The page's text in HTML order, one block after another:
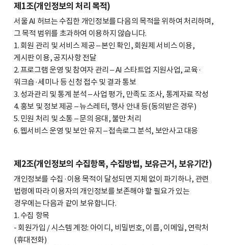
제1조(개인정보의 처리 목적)
서울 AI 허브는 수집한 개인정보를 다음의 목적을 위하여 처리하며,
그 목적 범위를 초과하여 이용하지 않습니다.
1. 회원 관리 및 서비스 제공 – 본인 확인, 회원제 서비스 이용,
게시판 이용, 공지사항 전달
2. 프로그램 운영 및 참여자 관리 – AI 스타트업 지원사업, 교육·
워크숍·세미나 등 신청 접수 및 결과 통보
3. 성과관리 및 통계 분석 – 사업 평가, 만족도 조사, 통계자료 작성
4. 홍보 및 정보 제공 – 뉴스레터, 행사 안내 등(동의받은 경우)
5. 민원 처리 및 소통 – 문의 응대, 불만 처리
6. 웹서비스 운영 및 보안 유지 – 접속로그 분석, 보안사고 대응
제2조(개인정보의 수집항목, 수집방법, 보유근거, 보유기간)
개인정보를 수집·이용 목적이 달성되면 지체 없이 파기하나, 관련
법령에 따라 이용자의 개인정보를 보존해야 할 필요가 있는
경우에는 다음과 같이 보유합니다.
1. 수집 항목
- 회원가입 / 시스템 계정: 아이디, 비밀번호, 이름, 이메일, 연락처
(휴대전화)